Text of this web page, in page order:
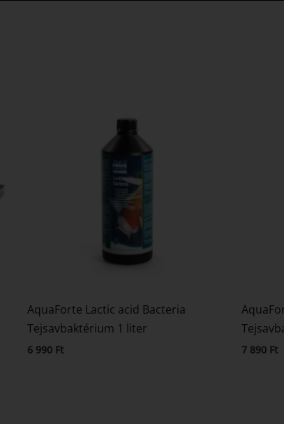
AquaForte Lactic acid Bacteria
Tejsavbaktérium 1 liter
6 990 Ft 7 890 Ft